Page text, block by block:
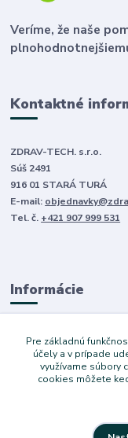
Veríme, že naše
Kontaktné
ZDRAV-TECH. s.r.o.
Súš 2491
916 01 STARÁ TURÁ
E-mail:
Tel. č. +421 907 999 531
Informácie
O nás
Obchodné podmienky
Ochrana súkromia
Služby
Pre základnú
účely a v prípade
využívame súbory
cookies môžete